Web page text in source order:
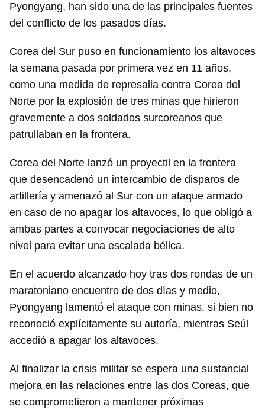
Pyongyang, han sido una de las principales fuentes
del conflicto de los pasados días.
Corea del Sur puso en funcionamiento los altavoces
la semana pasada por primera vez en 11 años,
como una medida de represalia contra Corea del
Norte por la explosión de tres minas que hirieron
gravemente a dos soldados surcoreanos que
patrullaban en la frontera.
Corea del Norte lanzó un proyectil en la frontera
que desencadenó un intercambio de disparos de
artillería y amenazó al Sur con un ataque armado
en caso de no apagar los altavoces, lo que obligó a
ambas partes a convocar negociaciones de alto
nivel para evitar una escalada bélica.
En el acuerdo alcanzado hoy tras dos rondas de un
maratoniano encuentro de dos días y medio,
Pyongyang lamentó el ataque con minas, si bien no
reconoció explícitamente su autoría, mientras Seúl
accedió a apagar los altavoces.
Al finalizar la crisis militar se espera una sustancial
mejora en las relaciones entre las dos Coreas, que
se comprometieron a mantener próximas